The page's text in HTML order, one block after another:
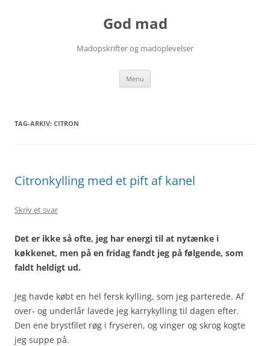
God mad
Madopskrifter og madoplevelser
Menu
TAG-ARKIV: CITRON
Citronkylling med et pift af kanel
Skriv et svar
Det er ikke så ofte, jeg har energi til at nytænke i
køkkenet, men på en fridag fandt jeg på følgende, som
faldt heldigt ud.
Jeg havde købt en hel fersk kylling, som jeg parterede. Af
over- og underlår lavede jeg karrykylling til dagen efter.
Den ene brystfilet røg i fryseren, og vinger og skrog kogte
jeg suppe på.